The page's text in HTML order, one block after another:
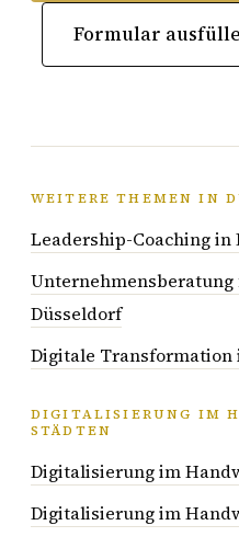
Formular
WEITERE THEMEN IN
Leadership-Coaching in
Düsseldorf
Digitale Transformation
DIGITALISIERUNG IM
STÄDTEN
Digitalisierung im
Digitalisierung im